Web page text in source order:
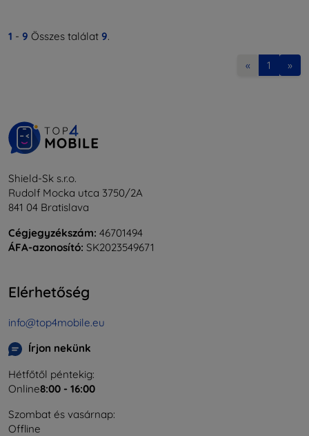
1 - 9 Összes találat 9.
« 1 »
Shield-Sk s.r.o.
Rudolf Mocka utca 3750/2A
841 04 Bratislava
Cégjegyzékszám: 46701494
ÁFA-azonosító: SK2023549671
Elérhetőség
info@top4mobile.eu
Írjon nekünk
Hétfőtől péntekig:
Online8:00 - 16:00
Szombat és vasárnap:
Offline